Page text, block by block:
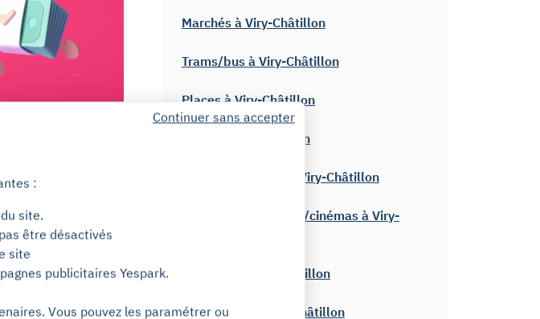
Marchés à Viry-Châtillon
Trams/bus à Viry-Châtillon
Places à Viry-Châtillon
Gares à Viry-Châtillon
Rues touristiques à Viry-Châtillon
Théâtres/spectacles/cinémas à Viry-
Hôpitaux à Viry-Châtillon
Monuments à Viry-Châtillon
Continuer sans accepter
:
site.
être désactivés
site
publicitaires Yespark.
Vous pouvez les paramétrer ou